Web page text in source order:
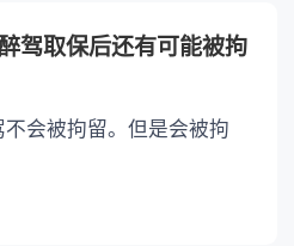
驾取保后还有可能被拘
会被拘留。但是会被拘